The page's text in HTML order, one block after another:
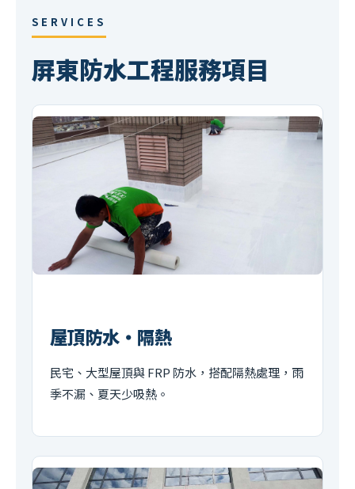
SERVICES
屏東防水工程服務項目
屋頂防水・隔熱
民宅、大型屋頂與 FRP 防水，搭配隔熱處理，雨
季不漏、夏天少吸熱。